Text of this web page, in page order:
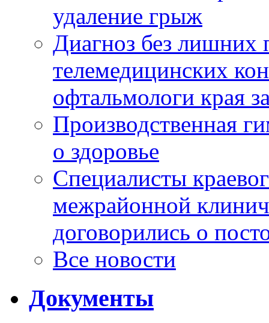
удаление грыж
Диагноз без лишних
телемедицинских
офтальмологи края
Производственная
о здоровье
Специалисты
межрайонной
договорились о
Все новости
Документы